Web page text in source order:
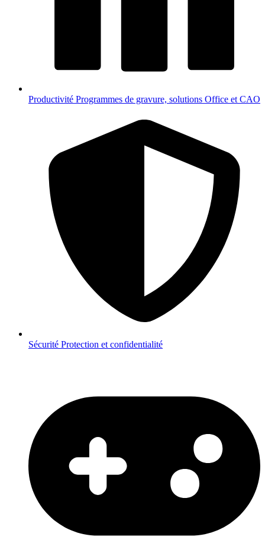
Productivité Programmes de gravure, solutions Office et CAO
Sécurité Protection et confidentialité